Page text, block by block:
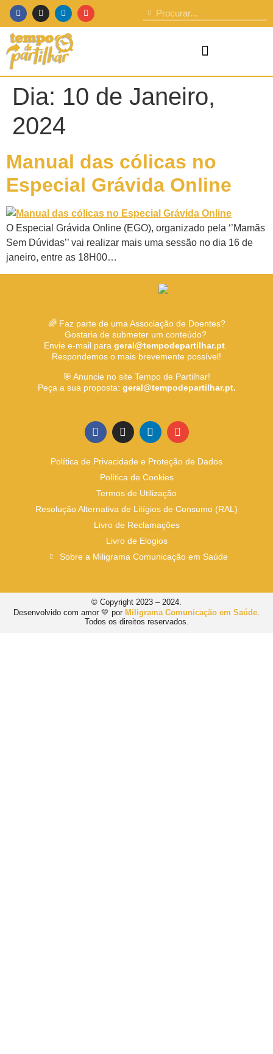
Dia: 10 de Janeiro,
2024
Manual das cólicas no
Especial Grávida Online
O Especial Grávida Online (EGO), organizado pela ‘’Mamãs
Sem Dúvidas’’ vai realizar mais uma sessão no dia 16 de
janeiro, entre as 18H00…
🌈 Faz parte de uma Associação de Doentes?
Gostaria de submeter um conteúdo?
Envie e-mail para geral@tempodepartilhar.pt.
Respondemos o mais brevemente possível!
🎯 Anuncie no site Tempo de Partilhar!
Peça a sua proposta: geral@tempodepartilhar.pt.
Política de Privacidade e Proteção de Dados
Política de Cookies
Termos de Utilização
Resolução Alternativa de Litígios de Consumo (RAL)
Livro de Reclamações
Livro de Elogios
Sobre a Miligrama Comunicação em Saúde
© Copyright 2023 – 2024.
Desenvolvido com amor 💛 por Miligrama Comunicação em Saúde.
Todos os direitos reservados.